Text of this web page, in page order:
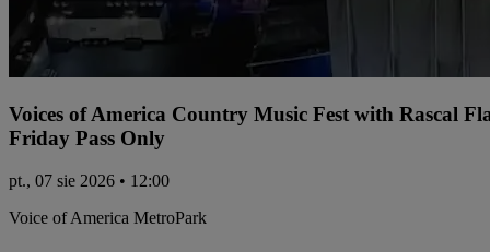
Voices of America Country Music Fest with Rascal
Friday Pass Only
pt., 07 sie 2026 • 12:00
Voice of America MetroPark